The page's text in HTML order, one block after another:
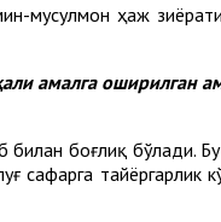
мусулмон ҳаж
амалга оширилган
боғлиқ бўлади. Бу
сафарга тайёргарлик